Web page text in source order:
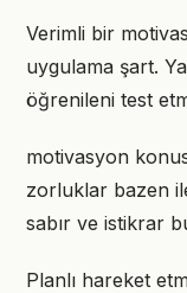
Verimli bir
uygulama şart.
öğrenileni test
motivasyon
zorluklar bazen
sabır ve istikrar
Planlı hareket